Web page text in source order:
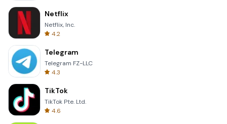
Netflix
Netflix, Inc.
4.2
Telegram
Telegram FZ-LLC
4.3
TikTok
TikTok Pte. Ltd.
4.6